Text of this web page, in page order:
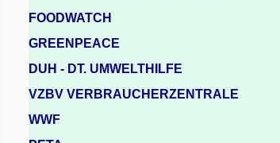
FOODWATCH
GREENPEACE
DUH - DT. UMWELTHILFE
VZBV VERBRAUCHERZENTRALE
WWF